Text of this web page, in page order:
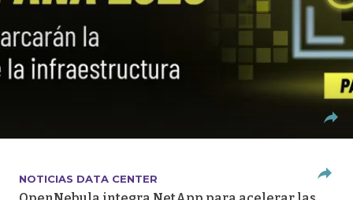
NOTICIAS DATA CENTER